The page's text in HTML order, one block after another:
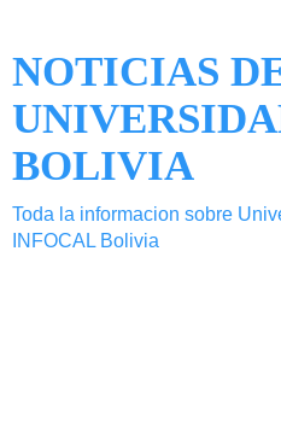
NOTICIAS
BOLIVIA
Toda la informacion sobre
INFOCAL Bolivia